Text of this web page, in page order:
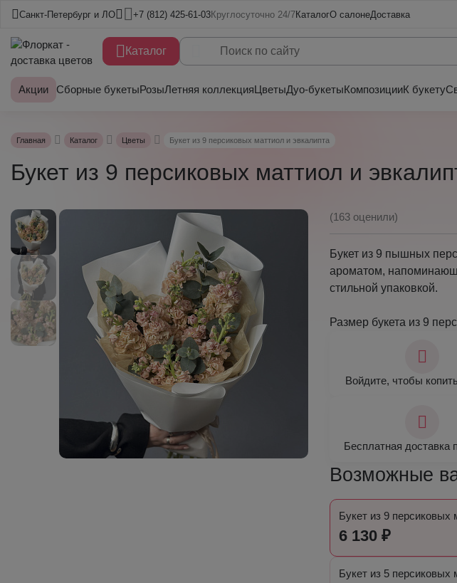
Санкт-Петербург и ЛО +7 (812) 425-61-03Круглосуточно 24/7КаталогО салонеДоставка
Каталог
Акции Сборные букетыРозыЛетняя коллекцияЦветыДуо-букетыКомпозицииК букету
Главная Каталог Цветы Букет из 9 персиковых маттиол и эвкалипта
Букет из 9 персиковых маттиол и
(163 оценили)
Букет из 9 пышных
ароматом,
стильной упаковкой.
Размер букета из 9
Войдите, чтобы
Бесплатная доставка
Возможные
Букет из 9 персиковых
6 130 ₽
Букет из 5 персиковых